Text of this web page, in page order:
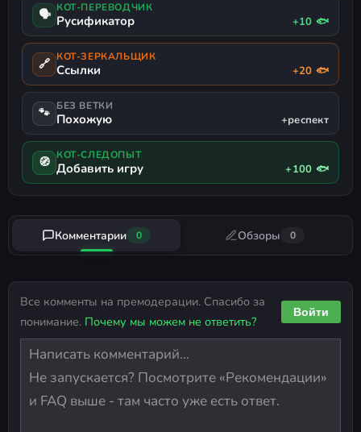
🗣 КОТ-ПЕРЕВОДЧИК
Русификатор +10 🐟
🔗 КОТ-ЗЕРКАЛЬЩИК
Ссылки +20 🐟
🐾 БЕЗ ВЕТКИ
Похожую +респект
🧭 КОТ-СЛЕДОПЫТ
Добавить игру +100 🐟
Комментарии 0 Обзоры 0
Все комменты на премодерации. Спасибо за
понимание. Почему мы можем не ответить?
Войти